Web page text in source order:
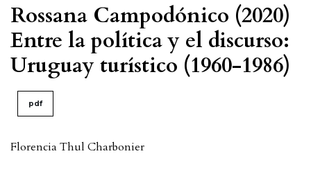
Rossana Campodónico (2020)
Entre la política y el discurso:
Uruguay turístico (1960-1986)
pdf
Florencia Thul Charbonier